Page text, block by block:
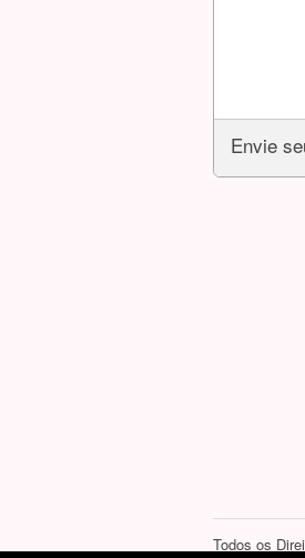
Envie
Todos os